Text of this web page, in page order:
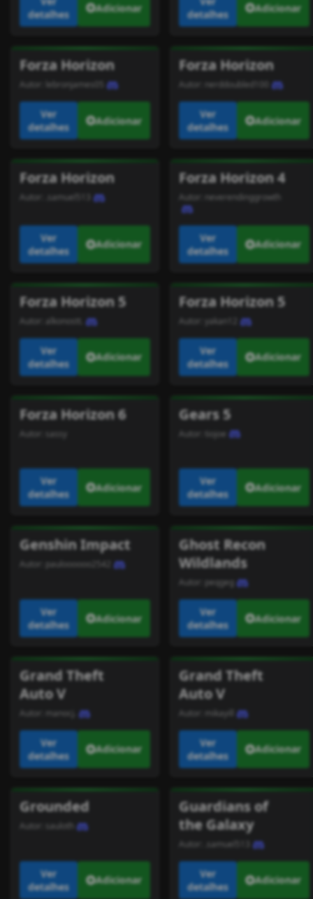
detalhes
Adicionar
detalhes
Adicionar
Forza Horizon
Autor: lebronjames05
Ver
detalhes
Adicionar
Forza Horizon
Autor: nerddoubled100
Ver
detalhes
Adicionar
Forza Horizon
Autor: .samuel513
Ver
detalhes
Adicionar
Forza Horizon 4
Autor: neverendinggrowth
Ver
detalhes
Adicionar
Forza Horizon 5
Autor: alkonostt.
Ver
detalhes
Adicionar
Forza Horizon 5
Autor: yakan12
Ver
detalhes
Adicionar
Forza Horizon 6
Autor: sassy
Ver
detalhes
Adicionar
Gears 5
Autor: tiojoe
Ver
detalhes
Adicionar
Genshin Impact
Autor: pauloooooo2542
Ver
detalhes
Adicionar
Ghost Recon
Wildlands
Autor: peqgeg
Ver
detalhes
Adicionar
Grand Theft
Auto V
Autor: manocj.
Ver
detalhes
Adicionar
Grand Theft
Auto V
Autor: mikayill
Ver
detalhes
Adicionar
Grounded
Autor: sauloth
Ver
detalhes
Adicionar
Guardians of
the Galaxy
Autor: .samuel513
Ver
detalhes
Adicionar